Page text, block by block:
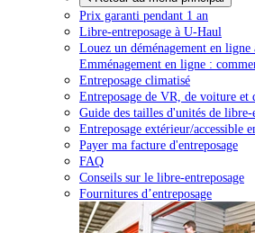
Prix garanti pendant 1 an
Libre-entreposage à U-Haul
Louez un déménagement en ligne
Emménagement en ligne :
Entreposage climatisé
Entreposage de VR, de voiture et
Guide des tailles d'unités de libre-
Entreposage extérieur/accessible
Payer ma facture d'entreposage
FAQ
Conseils sur le libre-entreposage
Fournitures d’entreposage